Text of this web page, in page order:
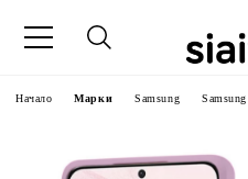
Начало Марки Samsung